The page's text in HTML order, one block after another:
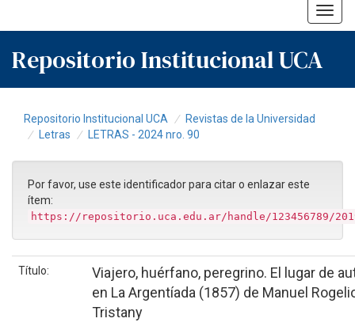
Repositorio Institucional UCA
Repositorio Institucional UCA
Revistas de la Universidad
Letras
LETRAS - 2024 nro. 90
Por favor, use este identificador para citar o enlazar este
ítem:
https://repositorio.uca.edu.ar/handle/123456789/
Título:
Viajero, huérfano, peregrino. El lugar de
en La Argentíada (1857) de Manuel
Tristany